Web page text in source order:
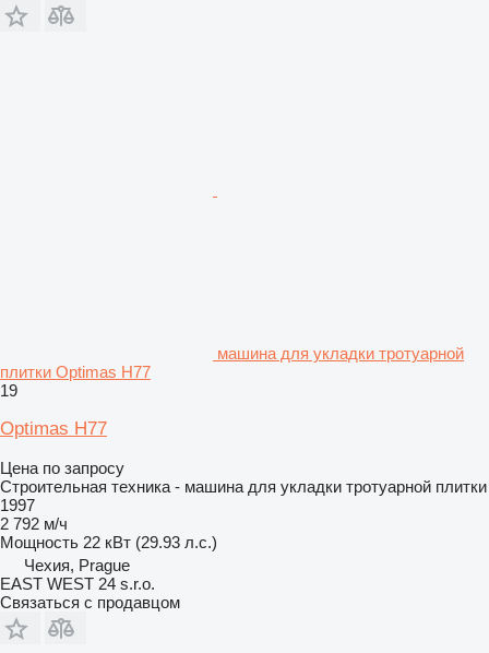
машина для укладки тротуарной
плитки Optimas H77
19
Optimas H77
Цена по запросу
Строительная техника - машина для укладки тротуарной плитки
1997
2 792 м/ч
Мощность 22 кВт (29.93 л.с.)
Чехия, Prague
EAST WEST 24 s.r.o.
Связаться с продавцом